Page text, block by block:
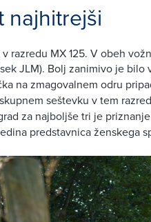
najhitrejši
razredu MX 125. V obeh
JLM). Bolj zanimivo je
na zmagovalnem odru
seštevku v tem
za najboljše tri je
predstavnica ženskega